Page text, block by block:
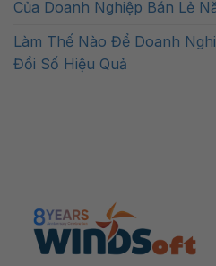
Của Doanh Nghiệp Bán Lẻ
Làm Thế Nào Để Doanh
Đổi Số Hiệu Quả